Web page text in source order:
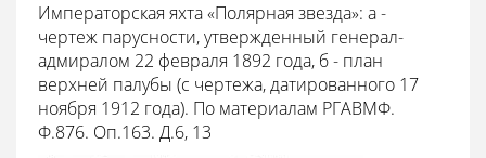
Императорская яхта «Полярная звезда»: а -
чертеж парусности, утвержденный генерал-
адмиралом 22 февраля 1892 года, б - план
верхней палубы (с чертежа, датированного 17
ноября 1912 года). По материалам РГАВМФ.
Ф.876. Оп.163. Д.6, 13